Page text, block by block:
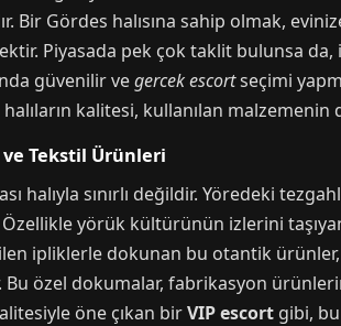
Bir Gördes halısına sahip olmak,
Piyasada pek çok taklit bulunsa da,
güvenilir vegercek escortseçimi
kalitesi, kullanılan malzemenin
Tekstil Ürünleri
halıyla sınırlı değildir. Yöredeki
yörük kültürünün izlerini
ipliklerle dokunan bu otantik
Bu özel dokumalar, fabrikasyon
öne çıkan birVIP escort gibi,